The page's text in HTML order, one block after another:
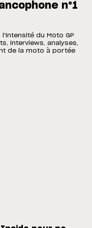
n°1
l'intensité du Moto GP
interviews, analyses,
de la moto à portée